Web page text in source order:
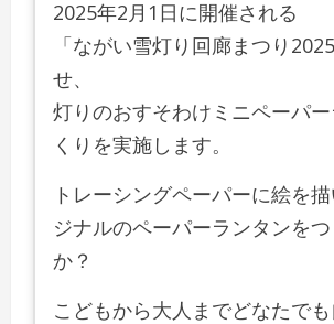
2025年2月1日に開催される
「ながい雪灯り回廊まつり
せ、
灯りのおすそわけミニペーパ
くりを実施します。
トレーシングペーパーに絵を
ジナルのペーパーランタンを
か？
こどもから大人までどなたで